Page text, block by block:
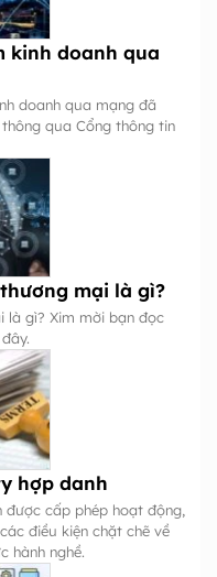
kinh doanh qua
doanh qua mạng đã
qua Cổng thông tin
mại là gì?
là gì? Xim mời bạn đọc
hợp danh
cấp phép hoạt động,
điều kiện chặt chẽ về
hành nghề.